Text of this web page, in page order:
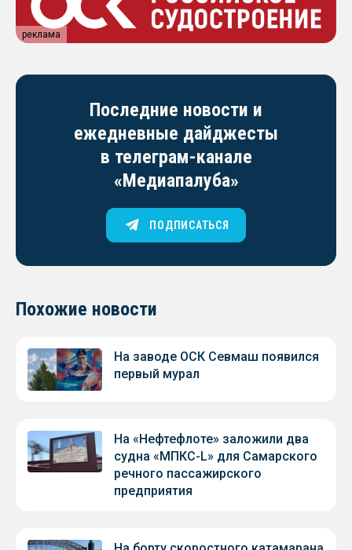
реклама
Последние новости и
ежедневные дайджесты
в телеграм-канале
«Медиапалуба»
ПОДПИСАТЬСЯ
Похожие новости
На заводе ОСК Севмаш появился
первый мурал
На «Нефтефлоте» заложили два
судна «МПКС-L» для Самарского
речного пассажирского
предприятия